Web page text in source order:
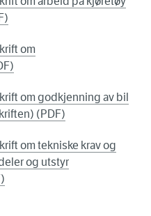
om
om godkjenning av bil
(PDF)
om tekniske krav og
og utstyr